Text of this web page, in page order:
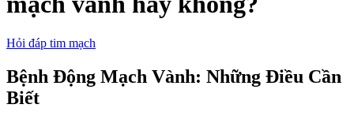
Hỏi đáp tim mạch
Bệnh Động Mạch Vành: Những Điều Cần
Biết